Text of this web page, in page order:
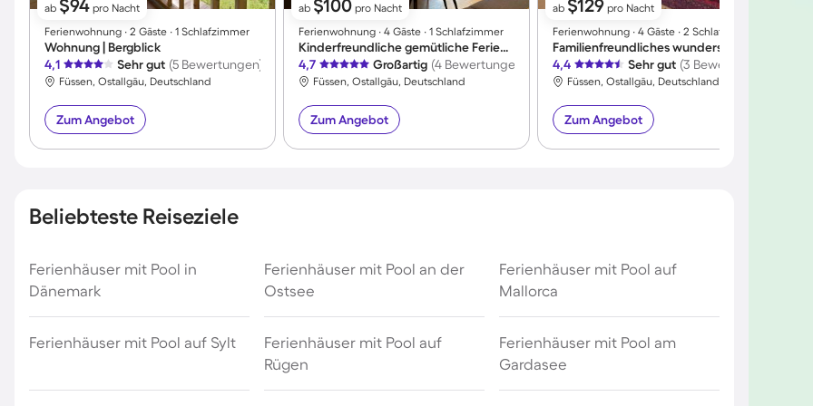
ab $94 pro Nacht
Ferienwohnung ∙ 2 Gäste ∙ 1 Schlafzimmer
Wohnung | Bergblick
4,1
Sehr gut (5 Bewertungen)
Füssen, Ostallgäu, Deutschland
Zum Angebot
ab $100 pro Nacht
Ferienwohnung ∙ 4 Gäste ∙ 1 Schlafzimmer
Kinderfreundliche gemütliche Ferienwohnung | Bergblick | Skifahren in der Nähe | Haustiere sind willkommen
4,7
Großartig (4 Bewertungen)
Füssen, Ostallgäu, Deutschland
Zum Angebot
ab $129 pro Nacht
Ferienwohnung ∙ 4 Gäste ∙ 2 Schlafzimmer
4,4
Sehr gut (3 Bewertungen)
Füssen, Ostallgäu, Deutschland
Zum Angebot
Beliebteste Reiseziele
Ferienhäuser mit Pool in
Dänemark
Ferienhäuser mit Pool an der
Ostsee
Ferienhäuser mit Pool auf
Mallorca
Ferienhäuser mit Pool auf Sylt
Ferienhäuser mit Pool auf
Rügen
Ferienhäuser mit Pool am
Gardasee